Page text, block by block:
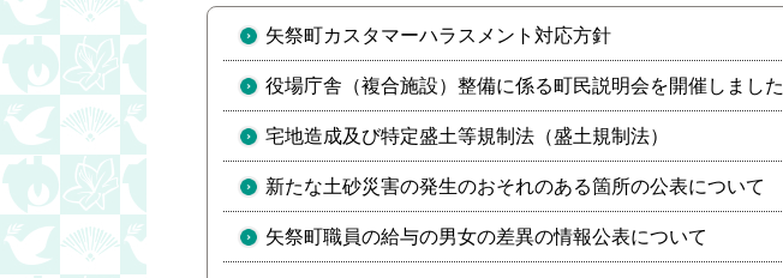
矢祭町カスタマーハラスメント対応方針
役場庁舎（複合施設）整備に係る町民説明会を開催しました
宅地造成及び特定盛土等規制法（盛土規制法）
新たな土砂災害の発生のおそれのある箇所の公表について
矢祭町職員の給与の男女の差異の情報公表について